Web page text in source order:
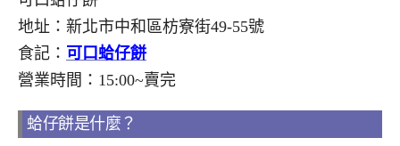
地址：新北市中和區枋寮街49-55號
食記： 可口蛤仔餅
營業時間：15:00~賣完
蛤仔餅是什麼？